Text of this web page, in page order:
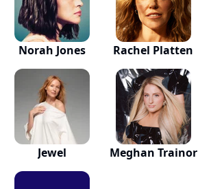
Norah Jones Rachel Platten
Jewel Meghan Trainor